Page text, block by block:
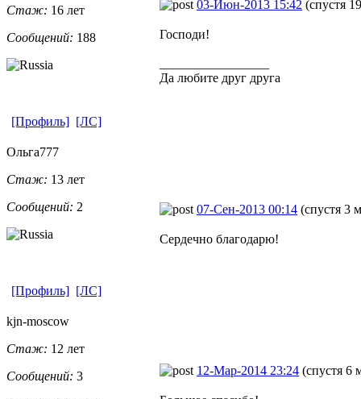
Стаж: 16 лет
Сообщений: 188
03-Июн-2013 15:42 (спустя
Господи!
Да любите друг друга
[Профиль] [ЛС]
Ольга777
Стаж: 13 лет
Сообщений: 2 07-Сен-2013 00:14 (спустя 3
Сердечно благодарю!
[Профиль] [ЛС]
kjn-moscow
Стаж: 12 лет
Сообщений: 3
12-Мар-2014 23:24 (спустя 6